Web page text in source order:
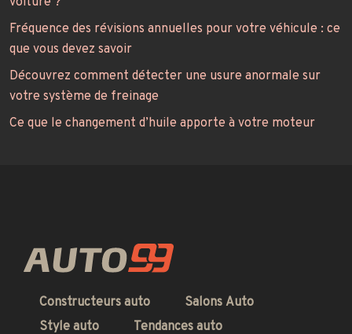
Fréquence des révisions annuelles pour votre véhicule : ce
que vous devez savoir
Découvrez comment détecter une usure anormale sur
votre système de freinage
Ce que le changement d’huile apporte à votre moteur
Constructeurs auto
Salons Auto
Style auto
Tendances auto